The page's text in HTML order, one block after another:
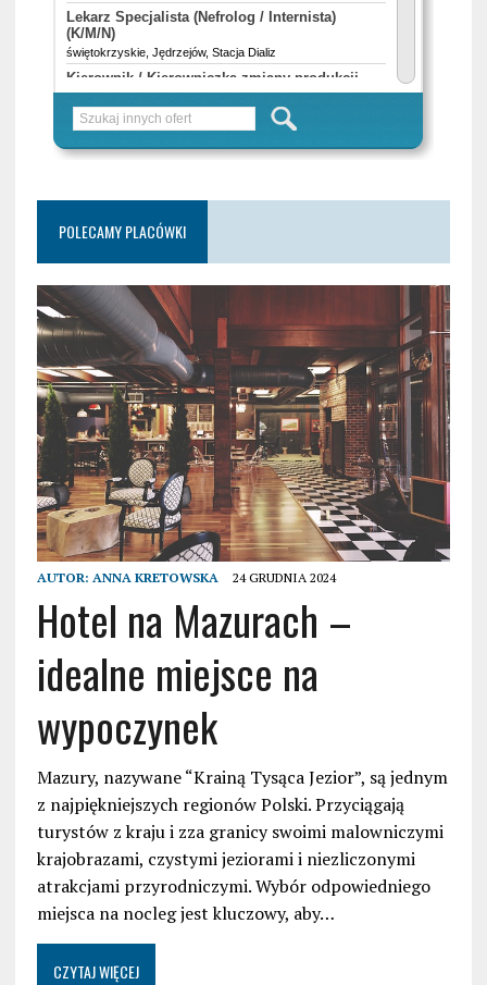
POLECAMY PLACÓWKI
AUTOR: ANNA KRETOWSKA 24 GRUDNIA 2024
Hotel na Mazurach –
idealne miejsce na
wypoczynek
Mazury, nazywane “Krainą Tysąca Jezior”, są jednym
z najpiękniejszych regionów Polski. Przyciągają
turystów z kraju i zza granicy swoimi malowniczymi
krajobrazami, czystymi jeziorami i niezliczonymi
atrakcjami przyrodniczymi. Wybór odpowiedniego
miejsca na nocleg jest kluczowy, aby…
CZYTAJ WIĘCEJ